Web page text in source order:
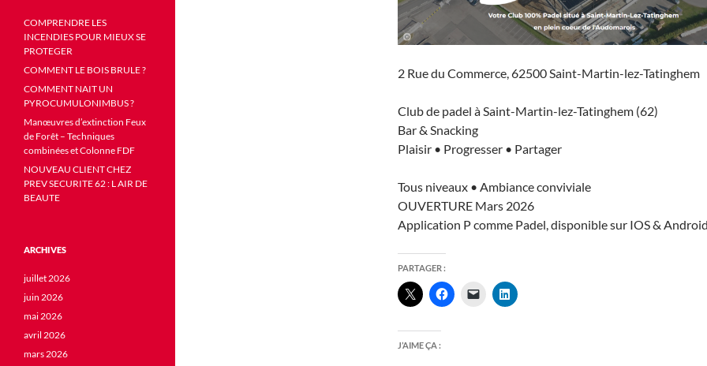
2 Rue du Commerce, 62500 Saint-Martin-lez-Tatinghem
Club de padel à Saint-Martin-lez-Tatinghem (62)
Bar & Snacking
Plaisir • Progresser • Partager
Tous niveaux • Ambiance conviviale
OUVERTURE Mars 2026
Application P comme Padel, disponible sur IOS &
PARTAGER :
J’AIME ÇA :
COMPRENDRE LES
INCENDIES POUR MIEUX SE
PROTEGER
COMMENT LE BOIS BRULE ?
COMMENT NAIT UN
PYROCUMULONIMBUS ?
Manœuvres d’extinction Feux
de Forêt – Techniques
combinées et Colonne FDF
NOUVEAU CLIENT CHEZ
PREV SECURITE 62 : L AIR DE
BEAUTE
ARCHIVES
juillet 2026
juin 2026
mai 2026
avril 2026
mars 2026